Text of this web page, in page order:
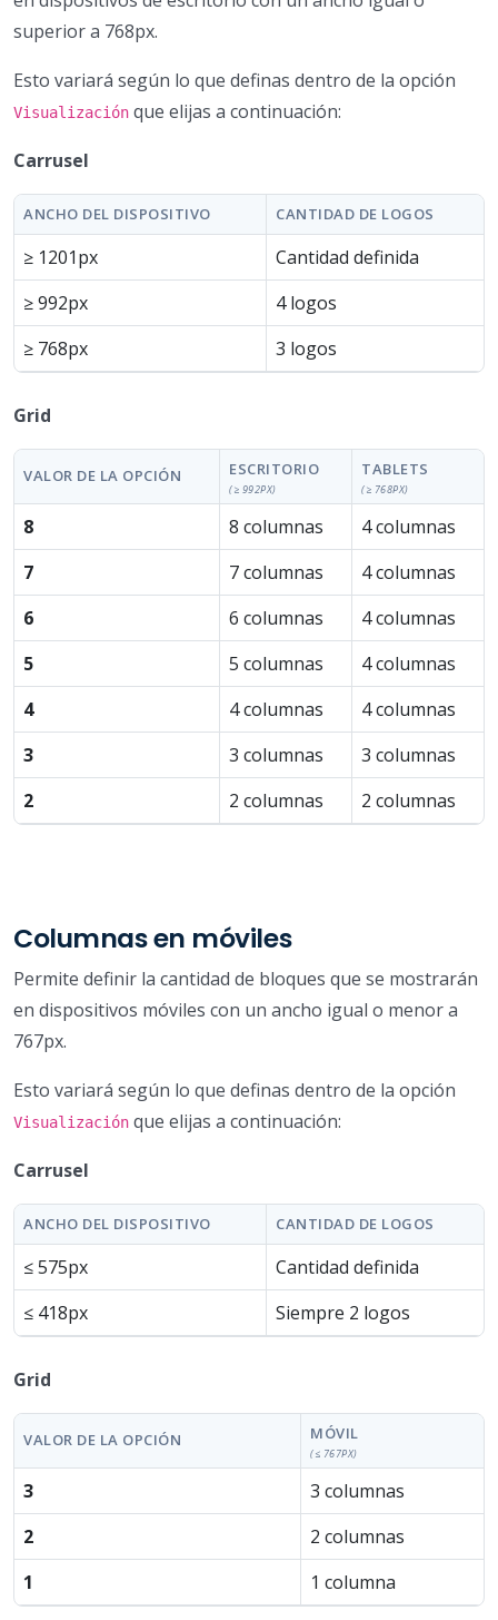
superior a 768px.
Esto variará según lo que definas dentro de la opción
Visualización que elijas a continuación:
Carrusel
ANCHO DEL DISPOSITIVO CANTIDAD DE LOGOS
≥ 1201px
Cantidad definida
≥ 992px
4 logos
≥ 768px
3 logos
Grid
VALOR DE LA OPCIÓN ESCRITORIO
(≥ 992PX)
TABLETS
(≥ 768PX)
8 8 columnas
4 columnas
7
7 columnas
4 columnas
6
6 columnas
4 columnas
5
5 columnas
4 columnas
4
4 columnas
4 columnas
3
3 columnas
3 columnas
2
2 columnas 2 columnas
Columnas en móviles
Permite definir la cantidad de bloques que se mostrarán
en dispositivos móviles con un ancho igual o menor a
767px.
Esto variará según lo que definas dentro de la opción
Visualización que elijas a continuación:
Carrusel
ANCHO DEL DISPOSITIVO CANTIDAD DE LOGOS
≤ 575px
Cantidad definida
≤ 418px
Siempre 2 logos
Grid
VALOR DE LA OPCIÓN MÓVIL
(≤ 767PX)
3
3 columnas
2
2 columnas
1
1 columna